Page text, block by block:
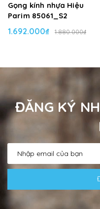
Gọng kính nhựa Hiệu
Parim 85061_S2
1.692.000₫ 1.880.000₫
ĐĂNG KÝ